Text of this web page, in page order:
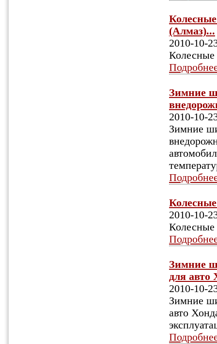
(Алмаз)...
2010-10-
Колесные
Зимние
2010-10-
Зимние
2010-10-
Колесные
Зимние
для авто
2010-10-
Зимние
авто